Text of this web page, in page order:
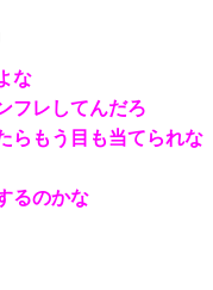
な
フレしてんだろ
らもう目も当てられな
るのかな